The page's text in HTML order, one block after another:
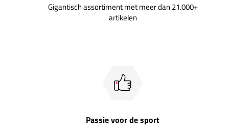
Gigantisch assortiment met meer dan 21.000+
artikelen
Passie voor de sport